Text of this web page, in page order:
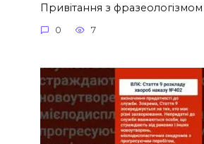
Привітання з фразеологізмом
0 7